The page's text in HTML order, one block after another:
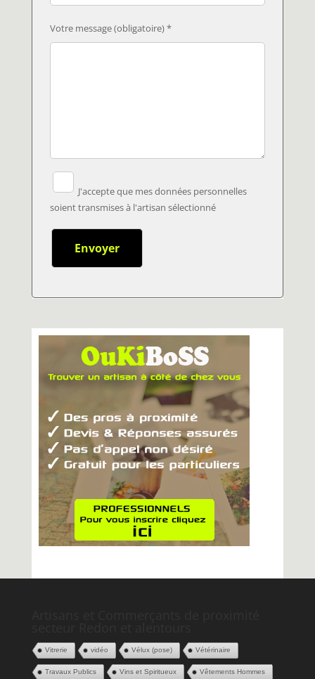
Votre message (obligatoire) *
J'accepte que mes données personnelles
soient transmises à l'artisan sélectionné
Vitrerie vidéo Vélux (pose) Vétérinaire
Travaux Publics Vins et Spiritueux Vêtements Hommes